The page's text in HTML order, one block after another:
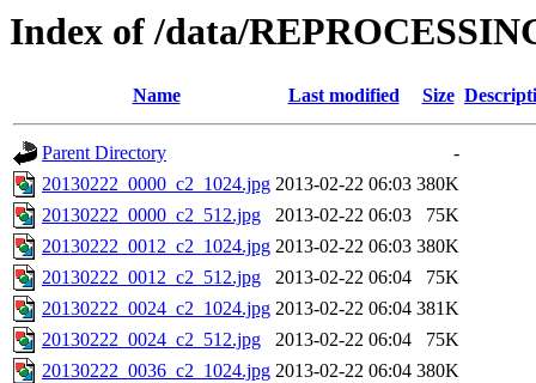
Index of /data/
Name Last modified Size
Parent Directory
-
20130222_0000_c2_1024.jpg 2013-02-22 06:03 380K
20130222_0000_c2_512.jpg
2013-02-22 06:03
75K
20130222_0012_c2_1024.jpg 2013-02-22 06:03 380K
20130222_0012_c2_512.jpg
2013-02-22 06:04
75K
20130222_0024_c2_1024.jpg 2013-02-22 06:04 381K
20130222_0024_c2_512.jpg
2013-02-22 06:04
75K
20130222_0036_c2_1024.jpg 2013-02-22 06:04 380K